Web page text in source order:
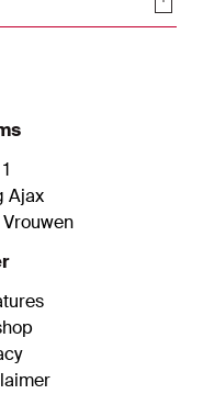
deze prachtige
Ajax